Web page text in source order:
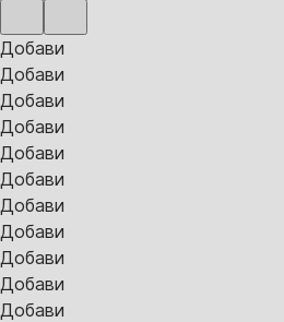
Добави
Добави
Добави
Добави
Добави
Добави
Добави
Добави
Добави
Добави
Добави